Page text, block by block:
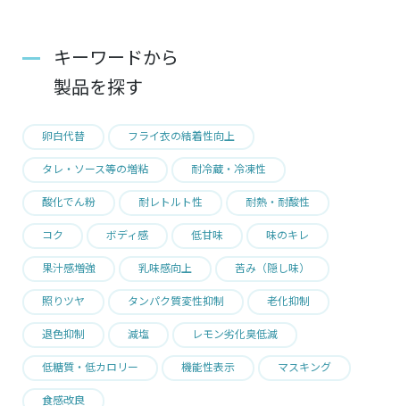
キーワードから
製品を探す
卵白代替 フライ衣の結着性向上
タレ・ソース等の増粘 耐冷蔵・冷凍性
酸化でん粉 耐レトルト性 耐熱・耐酸性
コク ボディ感 低甘味 味のキレ
果汁感増強 乳味感向上 苦み（隠し味）
照りツヤ タンパク質変性抑制 老化抑制
退色抑制 減塩 レモン劣化臭低減
低糖質・低カロリー 機能性表示 マスキング
食感改良